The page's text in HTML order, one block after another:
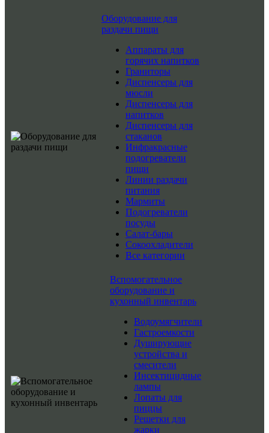
Оборудование для
раздачи пищи
Аппараты для
горячих напитков
Граниторы
Диспенсеры для
мюсли
Диспенсеры для
напитков
Диспенсеры для
стаканов
Инфракрасные
подогреватели
пищи
Линии раздачи
питания
Мармиты
Подогреватели
посуды
Салат-бары
Сокоохладители
Все категории
Вспомогательное
оборудование и
кухонный инвентарь
Водоумягчители
Гастроемкости
Душирующие
устройства и
смесители
Инсектицидные
лампы
Лопаты для
пиццы
Решетки для
жарки